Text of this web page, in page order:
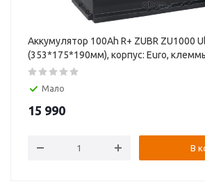
Аккумулятор 100Ah R+ ZUBR ZU1000
(353*175*190мм), корпус: Euro,
Мало
15 990
В